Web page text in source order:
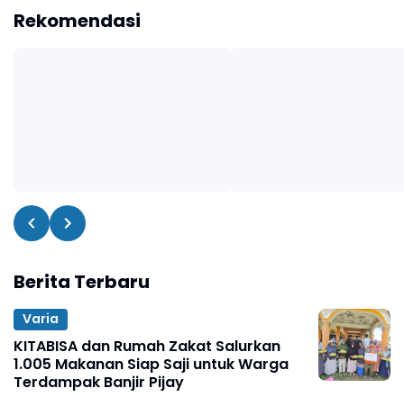
Rekomendasi
Berita Terbaru
Varia
KITABISA dan Rumah Zakat Salurkan
1.005 Makanan Siap Saji untuk Warga
Terdampak Banjir Pijay